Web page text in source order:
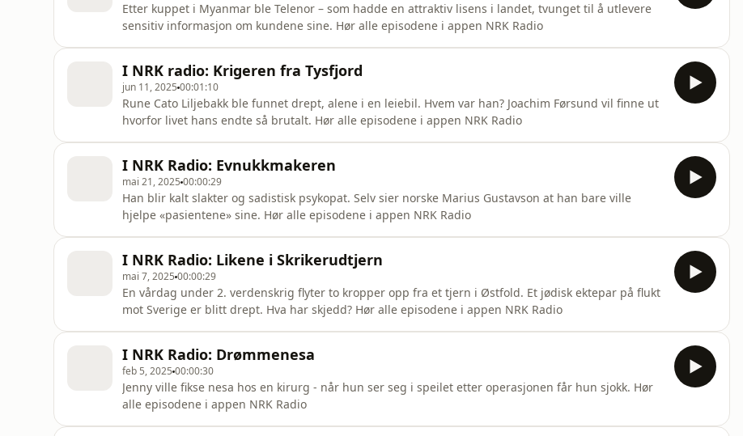
Etter kuppet i Myanmar ble Telenor – som hadde en attraktiv lisens i landet, tvunget til å utlevere
sensitiv informasjon om kundene sine. Hør alle episodene i appen NRK Radio
I NRK radio: Krigeren fra Tysfjord
jun 11, 2025 00:01:10
Rune Cato Liljebakk ble funnet drept, alene i en leiebil. Hvem var han? Joachim Førsund vil finne ut
hvorfor livet hans endte så brutalt. Hør alle episodene i appen NRK Radio
I NRK Radio: Evnukkmakeren
mai 21, 2025 00:00:29
Han blir kalt slakter og sadistisk psykopat. Selv sier norske Marius Gustavson at han bare ville
hjelpe «pasientene» sine. Hør alle episodene i appen NRK Radio
I NRK Radio: Likene i Skrikerudtjern
mai 7, 2025 00:00:29
En vårdag under 2. verdenskrig flyter to kropper opp fra et tjern i Østfold. Et jødisk ektepar på flukt
mot Sverige er blitt drept. Hva har skjedd? Hør alle episodene i appen NRK Radio
I NRK Radio: Drømmenesa
feb 5, 2025 00:00:30
Jenny ville fikse nesa hos en kirurg - når hun ser seg i speilet etter operasjonen får hun sjokk. Hør
alle episodene i appen NRK Radio